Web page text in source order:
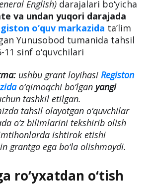
English) darajalari bo‘yicha
va undan yuqori darajada
o‘quv markazida ta’lim
Yunusobod tumanida tahsil
11 sinf o‘quvchilari
ushbu grant loyihasi Registon
o‘qimoqchi bo‘lgan yangi
tashkil etilgan.
tahsil olayotgan o‘quvchilar
o‘z bilimlarini tekshirib olish
ishtirok etishi
grantga ega bo‘la olishmaydi.
ro‘yxatdan o‘tish